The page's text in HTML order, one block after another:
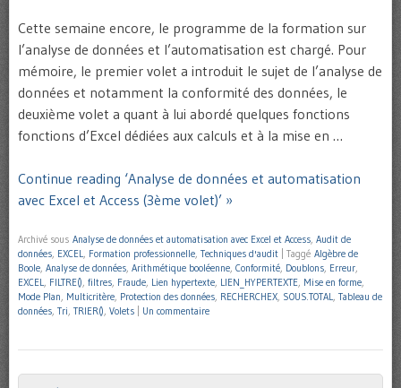
Cette semaine encore, le programme de la formation sur
l’analyse de données et l’automatisation est chargé. Pour
mémoire, le premier volet a introduit le sujet de l’analyse de
données et notamment la conformité des données, le
deuxième volet a quant à lui abordé quelques fonctions
fonctions d’Excel dédiées aux calculs et à la mise en …
Continue reading ‘Analyse de données et automatisation
avec Excel et Access (3ème volet)’ »
Archivé sous Analyse de données et automatisation avec Excel et Access, Audit de
données, EXCEL, Formation professionnelle, Techniques d'audit Taggé Algèbre de
Boole, Analyse de données, Arithmétique booléenne, Conformité, Doublons, Erreur,
EXCEL, FILTRE(), filtres, Fraude, Lien hypertexte, LIEN_HYPERTEXTE, Mise en forme,
Mode Plan, Multicritère, Protection des données, RECHERCHEX, SOUS.TOTAL, Tableau de
données, Tri, TRIER(), Volets Un commentaire